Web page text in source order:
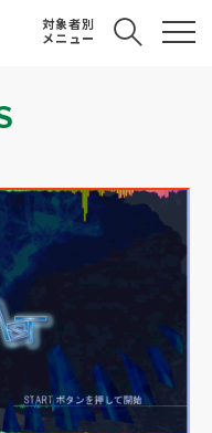
対象者別
メニュー